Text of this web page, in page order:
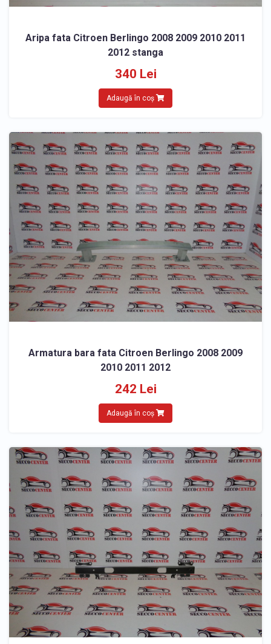
Aripa fata Citroen Berlingo 2008 2009 2010 2011
2012 stanga
340 Lei
Adaugă în coș
Armatura bara fata Citroen Berlingo 2008 2009
2010 2011 2012
242 Lei
Adaugă în coș